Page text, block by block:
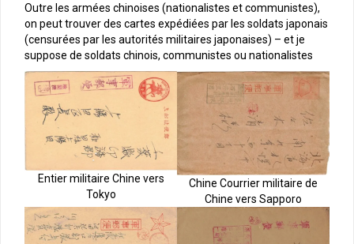
Outre les armées chinoises (nationalistes et communistes),
on peut trouver des cartes expédiées par les soldats japonais
(censurées par les autorités militaires japonaises) – et je
suppose de soldats chinois, communistes ou nationalistes
Entier militaire Chine vers
Tokyo
Chine Courrier militaire de
Chine vers Sapporo